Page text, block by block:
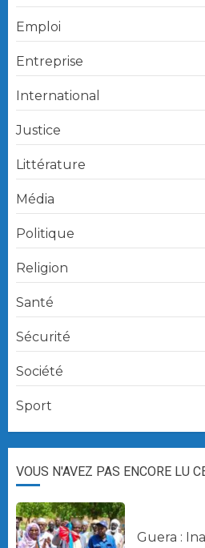
Emploi
Entreprise
International
Justice
Littérature
Média
Politique
Religion
Santé
Sécurité
Société
Sport
VOUS N'AVEZ PAS ENCORE LU
Guera :